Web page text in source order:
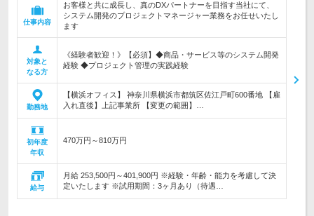
仕事内容
お客様と共に成長し、真のDXパートナーを目指す当社にて、
システム開発のプロジェクトマネージャー業務をお任せいたし
ます
対象と
なる方
《経験者歓迎！》【必須】◆商品・サービス等のシステム開発
経験 ◆プロジェクト管理の実践経験
勤務地
【横浜オフィス】 神奈川県横浜市都筑区佐江戸町600番地 【雇
入れ直後】上記事業所 【変更の範囲】…
初年度
年収
470万円～810万円
給与
月給 253,500円～401,900円 ※経験・年齢・能力を考慮して決
定いたします ※試用期間：3ヶ月あり（待遇…